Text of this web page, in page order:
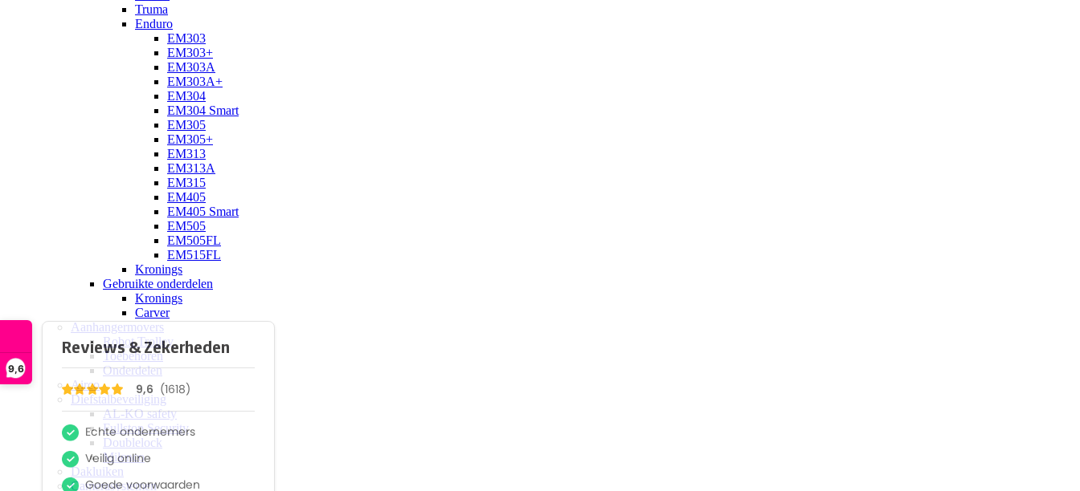
9,6
Truma
Enduro
EM303
EM303+
EM303A
EM303A+
EM304
EM304 Smart
EM305
EM305+
EM313
EM313A
EM315
EM405
EM405 Smart
EM505
EM505FL
EM515FL
Kronings
Gebruikte onderdelen
Kronings
Carver
Aanhangermovers
Robot Trolley
Toebehoren
Onderdelen
Airco
Diefstalbeveiliging
AL-KO safety
Fullstop Security
Doublelock
Milenco
Dakluiken
Camerasystemen